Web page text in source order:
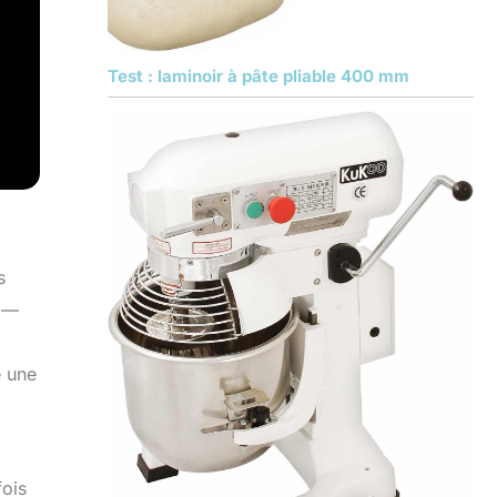
—
une
Test : laminoir à pâte pliable 400 mm